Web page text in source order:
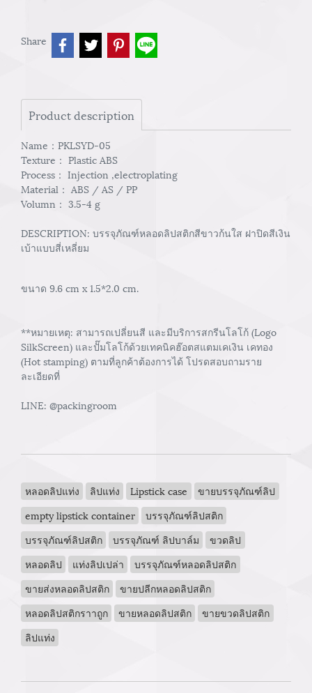
Share
Product description
Name：PKLSYD-05
Texture： Plastic ABS
Process： Injection ,electroplating
Material： ABS / AS / PP
Volumn： 3.5-4 g
DESCRIPTION: บรรจุภัณฑ์หลอดลิปสติกสีขาวก้นใส ฝาปิดสีเงิน
เบ้าแบบสี่เหลี่ยม
ขนาด 9.6 cm x 1.5*2.0 cm.
**หมายเหตุ: สามารถเปลี่ยนสี และมีบริการสกรีนโลโก้ (Logo
SilkScreen) และปั๊มโลโก้ด้วยเทคนิคฮ๊อตสแตมเคเงิน เคทอง
(Hot stamping) ตามที่ลูกค้าต้องการได้ โปรดสอบถามราย
ละเอียดที่
LINE: @packingroom
หลอดลิปแท่ง ลิปแท่ง Lipstick case
ขายบรรจุภัณฑ์ลิป
empty lipstick container
บรรจุภัณฑ์ลิปสติก
บรรจุภัณฑ์ลิปสติก
บรรจุภัณฑ์ ลิปบาล์ม
ขวดลิป
หลอดลิป
แท่งลิปเปล่า
บรรจุภัณฑ์หลอดลิปสติก
ขายส่งหลอดลิปสติก
ขายปลีกหลอดลิปสติก
หลอดลิปสติกราาถูก
ขายหลอดลิปสติก
ขายขวดลิปสติก
ลิปแท่ง